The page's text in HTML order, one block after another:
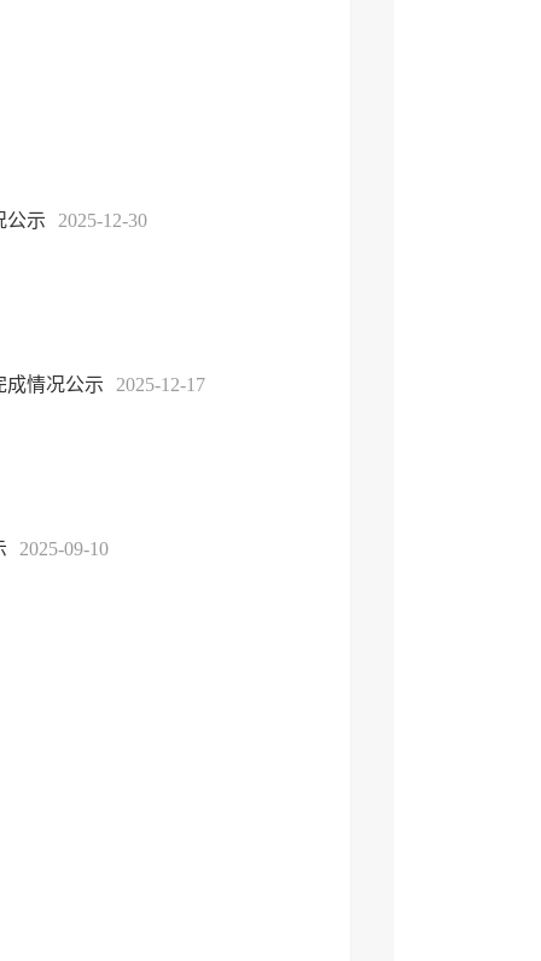
公示 2025-12-30
成情况公示 2025-12-17
2025-09-10